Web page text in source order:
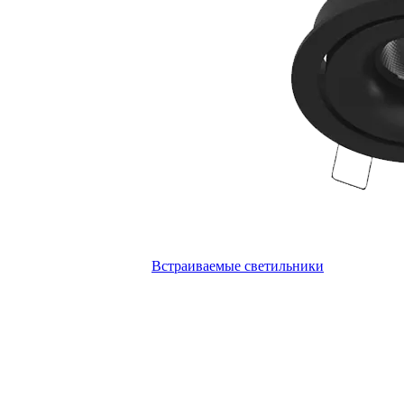
Встраиваемые светильники